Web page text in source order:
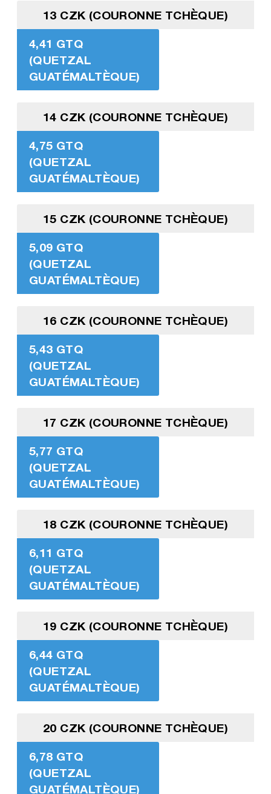
13 CZK (COURONNE TCHÈQUE)
4,41 GTQ
(QUETZAL
GUATÉMALTÈQUE)
14 CZK (COURONNE TCHÈQUE)
4,75 GTQ
(QUETZAL
GUATÉMALTÈQUE)
15 CZK (COURONNE TCHÈQUE)
5,09 GTQ
(QUETZAL
GUATÉMALTÈQUE)
16 CZK (COURONNE TCHÈQUE)
5,43 GTQ
(QUETZAL
GUATÉMALTÈQUE)
17 CZK (COURONNE TCHÈQUE)
5,77 GTQ
(QUETZAL
GUATÉMALTÈQUE)
18 CZK (COURONNE TCHÈQUE)
6,11 GTQ
(QUETZAL
GUATÉMALTÈQUE)
19 CZK (COURONNE TCHÈQUE)
6,44 GTQ
(QUETZAL
GUATÉMALTÈQUE)
20 CZK (COURONNE TCHÈQUE)
6,78 GTQ
(QUETZAL
GUATÉMALTÈQUE)